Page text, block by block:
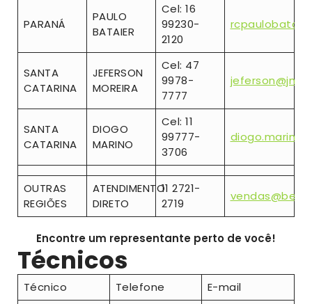
PARANÁ
PAULO
BATAIER
Cel: 16
99230-
2120
SANTA
CATARINA
JEFERSON
MOREIRA
Cel: 47
9978-
7777
SANTA
CATARINA
DIOGO
MARINO
Cel: 11
99777-
3706
OUTRAS
REGIÕES
ATENDIMENTO
DIRETO
11 2721-
2719
Encontre um representante perto de você!
Técnicos
Técnico Telefone E-mail